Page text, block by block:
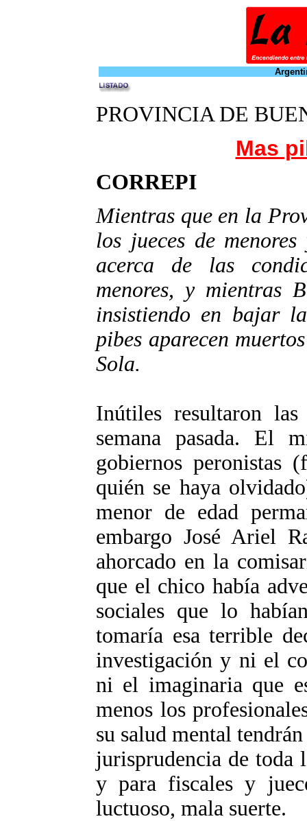
PROVINCIA DE
Mas
CORREPI
Mientras que en la
los jueces de
acerca de las
menores, y mientras
insistiendo en bajar
pibes aparecen
Sola.
Inútiles resultaron
semana pasada. El
gobiernos peronistas
quién se haya
menor de edad
embargo José Ariel
ahorcado en la
que el chico había
sociales que lo
tomaría esa terrible
investigación y ni el
ni el imaginaria que
menos los
su salud mental
jurisprudencia de toda
y para fiscales y
luctuoso, mala suerte.